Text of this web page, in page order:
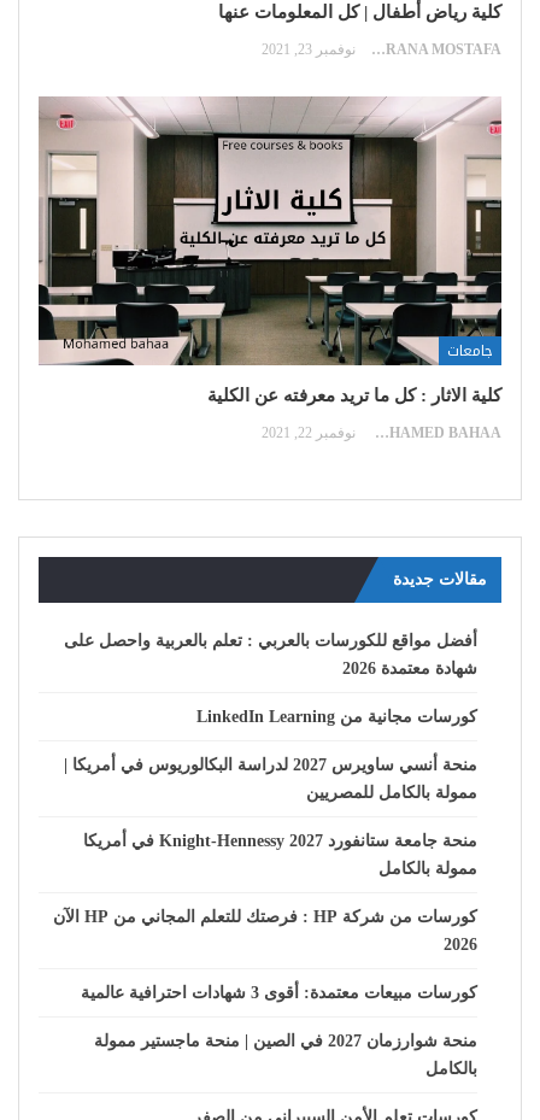
كلية رياض أطفال | كل المعلومات عنها
RANA MOSTAFA نوفمبر 23, 2021
جامعات
كلية الاثار : كل ما تريد معرفته عن الكلية
MOHAMED BAHAA نوفمبر 22, 2021
مقالات جديدة
أفضل مواقع للكورسات بالعربي : تعلم بالعربية واحصل على
شهادة معتمدة 2026
كورسات مجانية من LinkedIn Learning
منحة أنسي ساويرس 2027 لدراسة البكالوريوس في أمريكا |
ممولة بالكامل للمصريين
منحة جامعة ستانفورد Knight-Hennessy 2027 في أمريكا
ممولة بالكامل
كورسات من شركة HP : فرصتك للتعلم المجاني من HP الآن
2026
كورسات مبيعات معتمدة: أقوى 3 شهادات احترافية عالمية
منحة شوارزمان 2027 في الصين | منحة ماجستير ممولة
بالكامل